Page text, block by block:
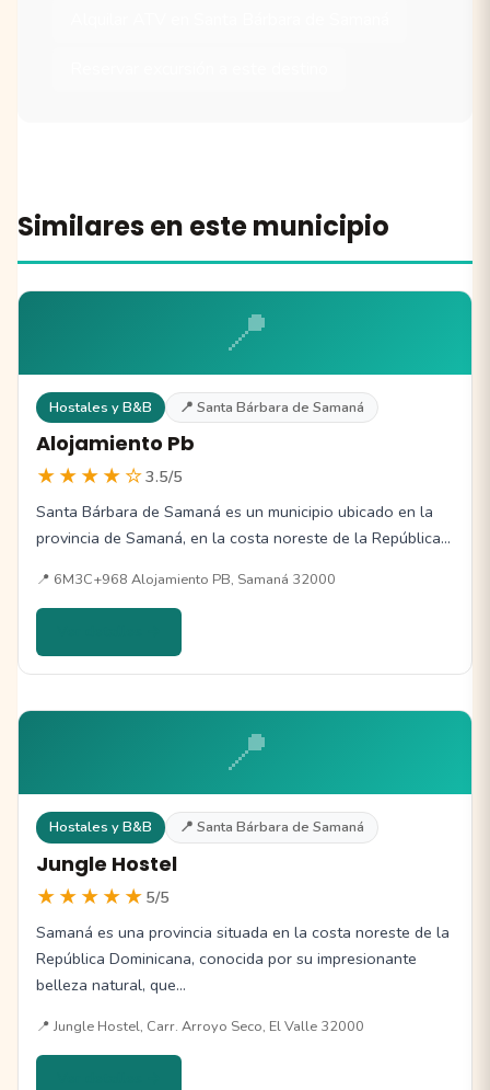
Similares en este municipio
📍
Hostales y B&B 📍 Santa Bárbara de Samaná
Alojamiento Pb
★★★★☆3.5/5
Santa Bárbara de Samaná es un municipio ubicado en la
provincia de Samaná, en la costa noreste de la República…
📍 6M3C+968 Alojamiento PB, Samaná 32000
📍
Hostales y B&B 📍 Santa Bárbara de Samaná
Jungle Hostel
★★★★★ 5/5
Samaná es una provincia situada en la costa noreste de la
República Dominicana, conocida por su impresionante
belleza natural, que…
📍 Jungle Hostel, Carr. Arroyo Seco, El Valle 32000